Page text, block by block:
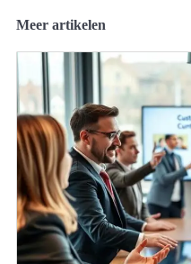
Meer artikelen